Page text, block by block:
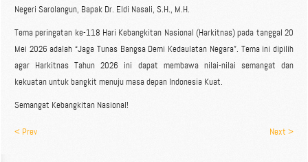
Negeri Sarolangun, Bapak Dr. Eldi Nasali, S.H., M.H.
Tema peringatan ke-118 Hari Kebangkitan Nasional (Harkitnas) pada tanggal 20
Mei 2026 adalah “Jaga Tunas Bangsa Demi Kedaulatan Negara”. Tema ini dipilih
agar Harkitnas Tahun 2026 ini dapat membawa nilai-nilai semangat dan
kekuatan untuk bangkit menuju masa depan Indonesia Kuat.
Semangat Kebangkitan Nasional!
< Prev Next >